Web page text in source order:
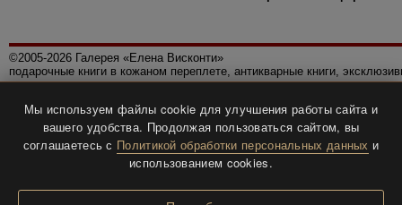
©2005-2026 Галерея «Елена Висконти»
подарочные книги в кожаном переплете, антикварные книги,
Политика конфиденциальности
Все права защищены.
Разработка и дизайнBTV-info.
Мы используем файлы cookie для улучшения работы сайта и
вашего удобства. Продолжая пользоваться сайтом, вы
соглашаетесь с Политикой обработки персональных данных и
использованием cookies.